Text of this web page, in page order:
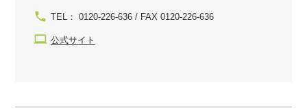
TEL： 0120-226-636 / FAX 0120-226-636
公式サイト